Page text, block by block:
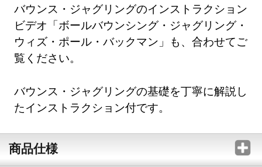
バウンス・ジャグリングのインストラクション
ビデオ「ボールバウンシング・ジャグリング・
ウィズ・ポール・バックマン」も、合わせてご
覧ください。
バウンス・ジャグリングの基礎を丁寧に解説し
たインストラクション付です。
商品仕様